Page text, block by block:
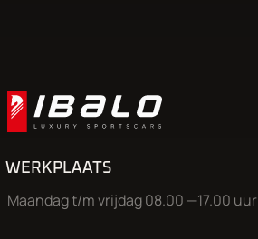
WERKPLAATS
Maandag t/m vrijdag 08.00 —17.00 uur